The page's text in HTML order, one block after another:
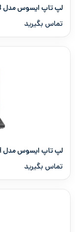
لپ تاپ ایسوس مدل TUF Gaming F15 FX507ZV-BB
تماس بگیرید
لپ تاپ ایسوس مدل ROG Strix G16 G614JV-AH
تماس بگیرید